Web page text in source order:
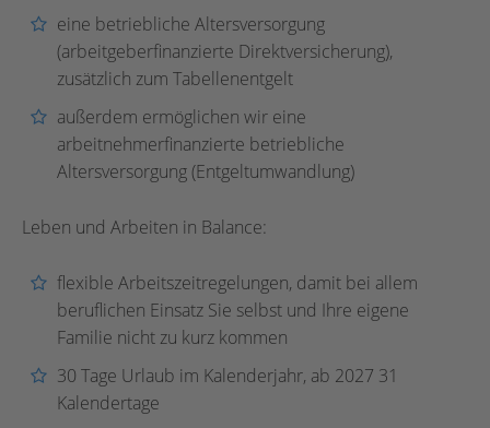
eine betriebliche Altersversorgung
(arbeitgeberfinanzierte Direktversicherung),
zusätzlich zum Tabellenentgelt
außerdem ermöglichen wir eine
arbeitnehmerfinanzierte betriebliche
Altersversorgung (Entgeltumwandlung)
Leben und Arbeiten in Balance:
flexible Arbeitszeitregelungen, damit bei allem
beruflichen Einsatz Sie selbst und Ihre eigene
Familie nicht zu kurz kommen
30 Tage Urlaub im Kalenderjahr, ab 2027 31
Kalendertage